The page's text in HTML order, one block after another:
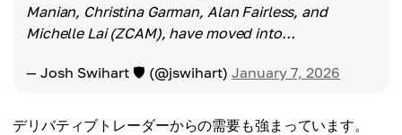
Manian, Christina Garman, Alan Fairless, and
Michelle Lai (ZCAM), have moved into…
— Josh Swihart 🛡 (@jswihart) January 7, 2026
デリバティブトレーダーからの需要も強まっています。